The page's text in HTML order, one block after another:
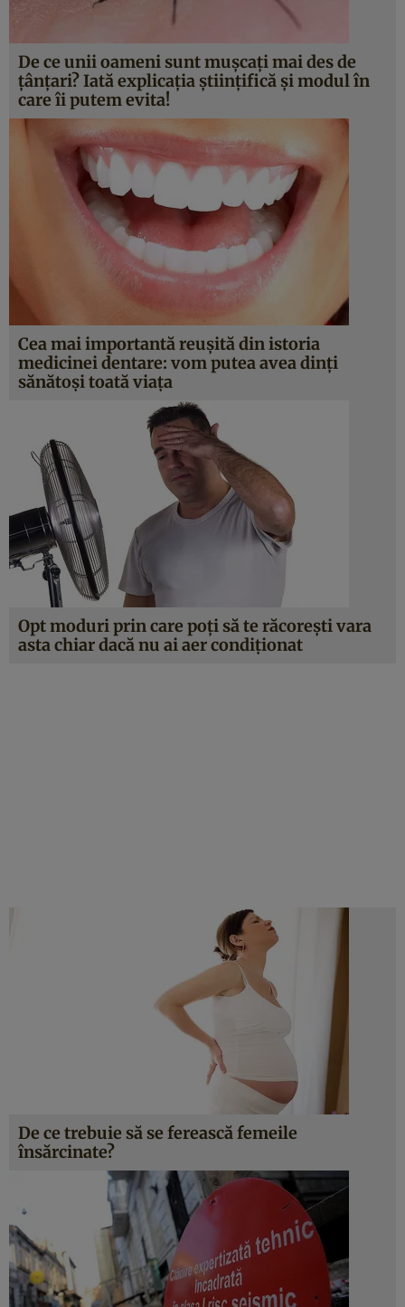
De ce unii oameni sunt muşcaţi mai des de
ţânţari? Iată explicaţia ştiinţifică şi modul în
care îi putem evita!
Cea mai importantă reuşită din istoria
medicinei dentare: vom putea avea dinţi
sănătoşi toată viaţa
Opt moduri prin care poţi să te răcoreşti vara
asta chiar dacă nu ai aer condiţionat
De ce trebuie să se ferească femeile
însărcinate?